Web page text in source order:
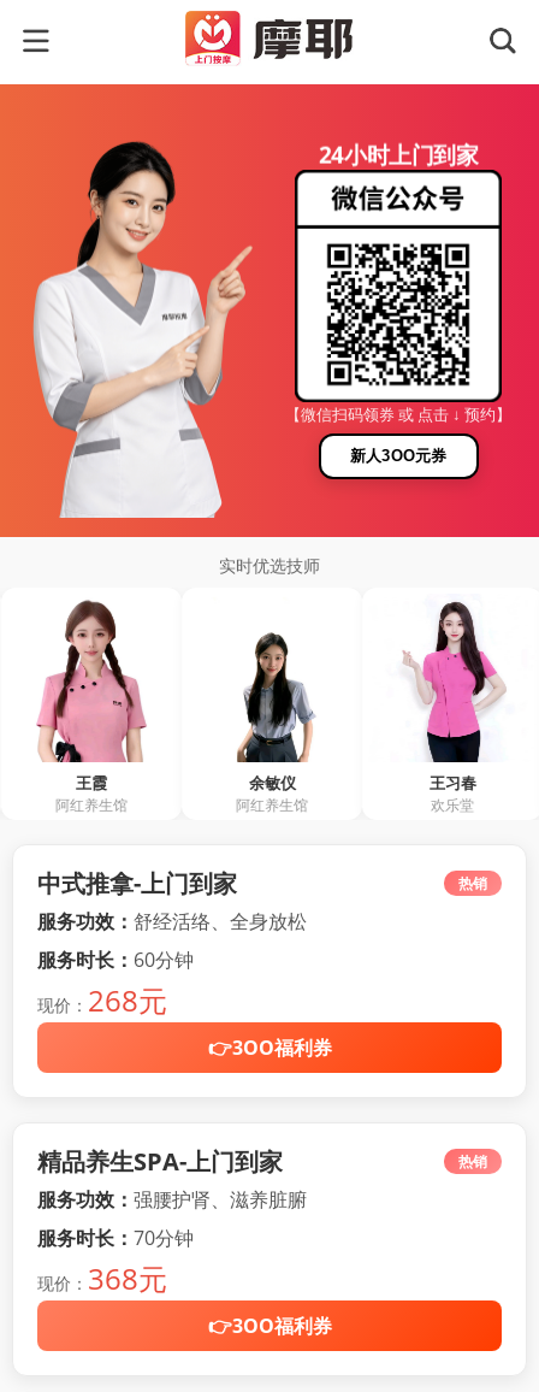
24小时上门到家
【微信扫码领券 或 点击 ↓ 预约】
新人3OO元券
实时优选技师
中式推拿-上门到家 热销
服务功效： 舒经活络、全身放松
服务时长： 60分钟
现价： 268元
👉3OO福利券
精品养生SPA-上门到家 热销
服务功效： 强腰护肾、滋养脏腑
服务时长： 70分钟
现价： 368元
👉3OO福利券